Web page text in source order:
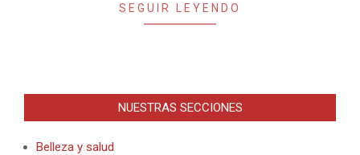
SEGUIR LEYENDO
NUESTRAS SECCIONES
Belleza y salud